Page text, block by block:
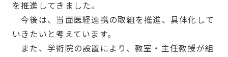
を推進してきました。
今後は、当面医経連携の取組を推進、具体化して
いきたいと考えています。
また、学術院の設置により、教室・主任教授が組